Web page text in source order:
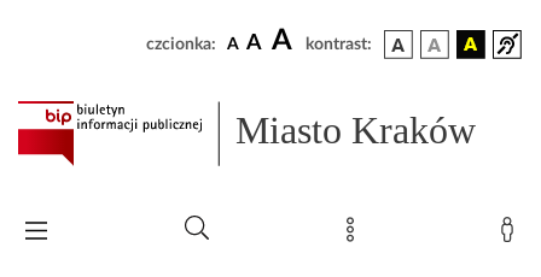
czcionka: A A A kontrast:
Miasto Kraków